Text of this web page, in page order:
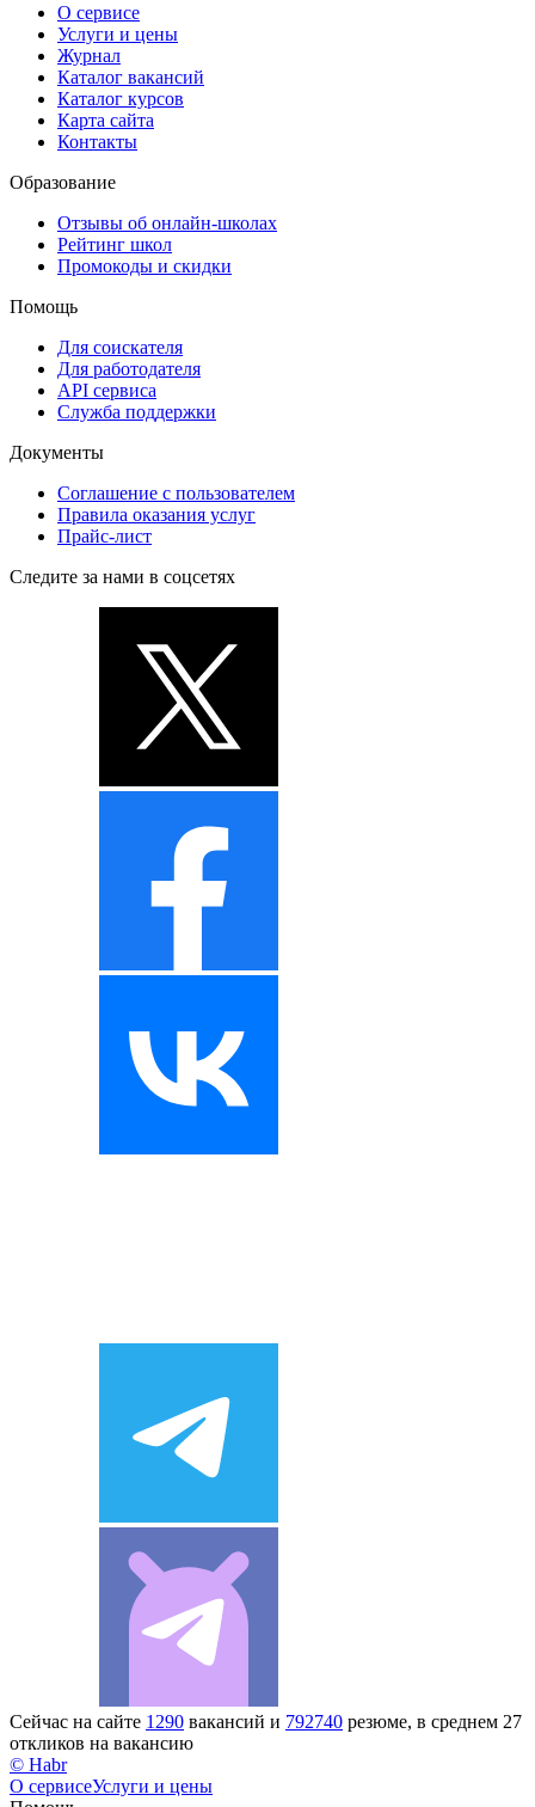
О сервисе
Услуги и цены
Журнал
Каталог вакансий
Каталог курсов
Карта сайта
Контакты
Образование
Отзывы об онлайн-школах
Рейтинг школ
Промокоды и скидки
Помощь
Для соискателя
Для работодателя
API сервиса
Служба поддержки
Документы
Соглашение с пользователем
Правила оказания услуг
Прайс-лист
Следите за нами в соцсетях
Сейчас на сайте 1290 вакансий и 792740 резюме, в среднем 27
откликов на вакансию
© Habr
О сервисеУслуги и цены